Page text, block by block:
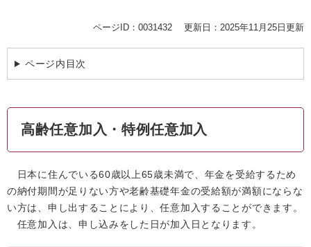
ページID：0031432 更新日：2025年11月25日更新
ページ内目次
高齢任意加入・特例任意加入
日本に住んでいる60歳以上65歳未満で、年金を受給するため
の納付期間が足りない方や老齢基礎年金の受給額が満額にならな
い方は、申し出することにより、任意加入することができます。
任意加入は、申し込みをした日が加入日となります。